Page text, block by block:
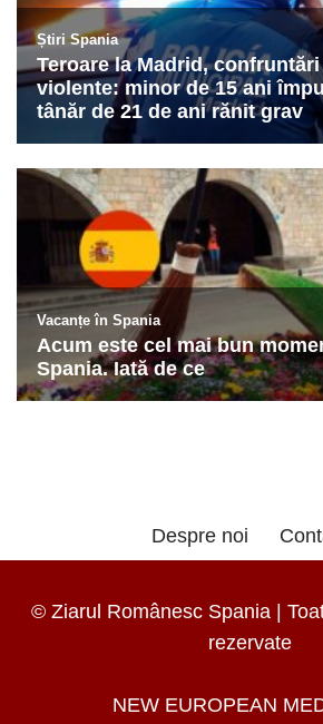
Despre noi
© Ziarul Românesc Spania |
rezervate
NEW EUROPEAN